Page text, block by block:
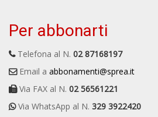
Per abbonarti
Telefona al N. 02 87168197
Email a abbonamenti@sprea.it
Via FAX al N. 02 56561221
Via WhatsApp al N. 329 3922420